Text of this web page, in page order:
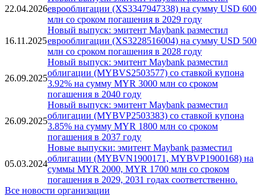
22.04.2026еврооблигации (XS3347947338) на сумму USD 600
млн со сроком погашения в 2029 году
16.11.2025
Новый выпуск: эмитент Maybank разместил
еврооблигации (XS3228516004) на сумму USD 500
млн со сроком погашения в 2028 году
26.09.2025
Новый выпуск: эмитент Maybank разместил
облигации (MYBVS2503577) со ставкой купона
3.92% на сумму MYR 3000 млн со сроком
погашения в 2040 году
26.09.2025
Новый выпуск: эмитент Maybank разместил
облигации (MYBVP2503383) со ставкой купона
3.85% на сумму MYR 1800 млн со сроком
погашения в 2037 году
05.03.2024
Новые выпуски: эмитент Maybank разместил
облигации (MYBVN1900171, MYBVP1900168) на
суммы MYR 2000, MYR 1700 млн со сроком
погашения в 2029, 2031 годах соответственно.
Все новости организации